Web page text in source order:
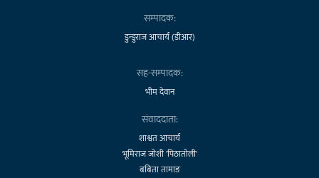
सम्पादक:
डुन्डुराज आचार्य (डीआर)
सह-सम्पादक:
भीम देवान
संवाददाता:
शाश्वत आचार्य
भूमिराज जोशी 'पिठातोली'
बबिता तामाङ